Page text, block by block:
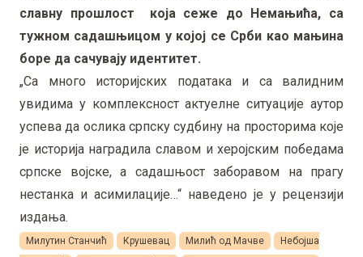
славну прошлост која сеже до Немањића, са
тужном садашњицом у којој се Срби као мањина
боре да сачувају идентитет.
„Са много историјских података и са валидним
увидима у комплексност актуелне ситуације аутор
успева да ослика српску судбину на просторима које
је историја наградила славом и херојским победама
српске војске, а садашњост заборавом на прагу
нестанка и асимилације…“ наведено је у рецензији
издања.
Милутин Станчић Крушевац Милић од Мачве
Небојша